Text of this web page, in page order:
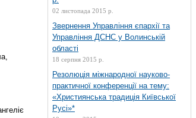
02 листопада 2015 р.
Звернення Управління єпархії та
Управління ДСНС у Волинській
області
18 серпня 2015 р.
Резолюція міжнародної науково-
практичної конференції на тему:
«Християнська традиція Київської
Русі»*